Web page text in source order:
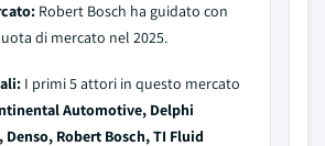
Robert Bosch ha guidato con
di mercato nel 2025.
I primi 5 attori in questo mercato
Automotive, Delphi
Denso, Robert Bosch, TI Fluid